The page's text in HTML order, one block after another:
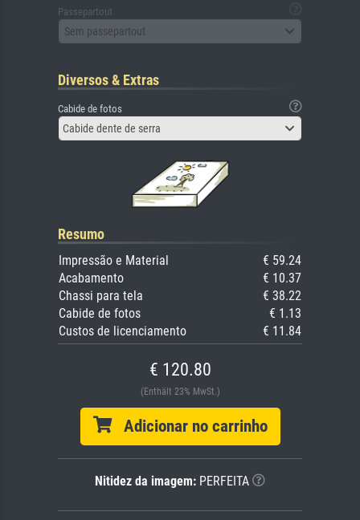
Passepartout
Sem passepartout
Diversos & Extras
Cabide de fotos
Cabide dente de serra
Resumo
Impressão e Material
€ 59.24
Acabamento
€ 10.37
Chassi para tela
€ 38.22
Cabide de fotos
€ 1.13
Custos de licenciamento
€ 11.84
€ 120.80
(Enthält 23% MwSt.)
Adicionar no carrinho
Nitidez da imagem: PERFEITA